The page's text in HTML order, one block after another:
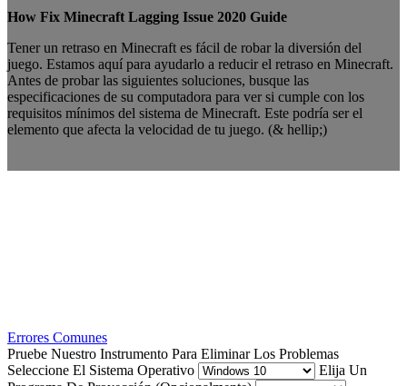
How Fix Minecraft Lagging Issue 2020 Guide
Tener un retraso en Minecraft es fácil de robar la diversión del
juego. Estamos aquí para ayudarlo a reducir el retraso en Minecraft.
Antes de probar las siguientes soluciones, busque las
especificaciones de su computadora para ver si cumple con los
requisitos mínimos del sistema de Minecraft. Este podría ser el
elemento que afecta la velocidad de tu juego. (& hellip;)
Errores Comunes
Pruebe Nuestro Instrumento Para Eliminar Los Problemas
Seleccione El Sistema Operativo
Elija Un